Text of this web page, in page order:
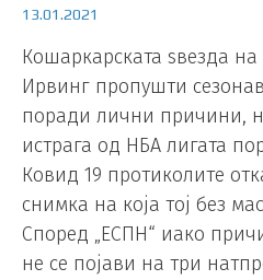
13.01.2021
Кошаркарската ѕвезда на
Ирвинг пропушти
поради лични причини,
истрага од НБА лигата
Ковид 19 протиколите
снимка на која тој без
Според „ЕСПН“ иако
не се појави на три